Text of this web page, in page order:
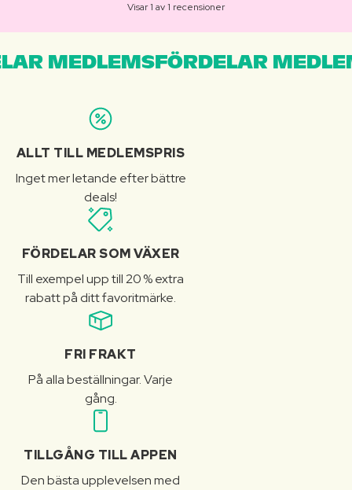
Visar 1 av 1 recensioner
MEDLEMSFÖRDELAR
ALLT TILL MEDLEMSPRIS
Inget mer letande efter bättre
deals!
FÖRDELAR SOM VÄXER
Till exempel upp till 20 % extra
rabatt på ditt favoritmärke.
FRI FRAKT
På alla beställningar. Varje
gång.
TILLGÅNG TILL APPEN
Den bästa upplevelsen med